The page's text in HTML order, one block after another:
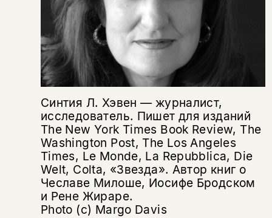
Синтия Л. Хэвен — журналист,
исследователь. Пишет для изданий
The New York Times Book Review, The
Washington Post, The Los Angeles
Times, Le Monde, La Repubblica, Die
Welt, Colta, «Звезда». Автор книг о
Чеславе Милоше, Иосифе Бродском
и Рене Жираре.
Photo (c) Margo Davis
Подписка на рассылку
Раз в неделю мы отправляем рассылку
о книгах и событиях «НЛО».
За подписку дарим промокод на
скидку 15%
Я соглашаюсь с Политикой конфиденциальности
Этой книги временно
нет в продаже.
Вы можете подписаться на
уведомления, и при поступлении книги
на склад получить письмо на указанный
Я соглашаюсь сПолитикой конфиденциальности
подписаться
Эта книга
не предназначена для
несовершеннолетних
Скажите, пожалуйста,
вам уже исполнилось 18 лет?